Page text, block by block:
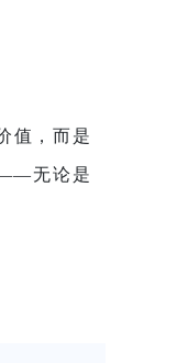
值，而是
无论是